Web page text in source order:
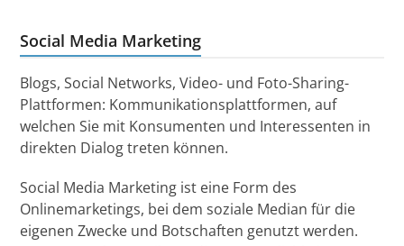
Social Media Marketing
Blogs, Social Networks, Video- und Foto-Sharing-
Plattformen: Kommunikationsplattformen, auf
welchen Sie mit Konsumenten und Interessenten in
direkten Dialog treten können.
Social Media Marketing ist eine Form des
Onlinemarketings, bei dem soziale Median für die
eigenen Zwecke und Botschaften genutzt werden.